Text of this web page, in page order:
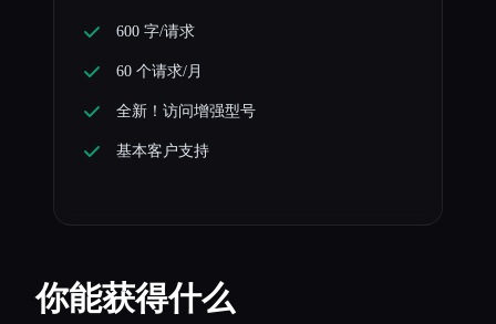
600 字/请求
60 个请求/月
全新！访问增强型号
基本客户支持
你能获得什么